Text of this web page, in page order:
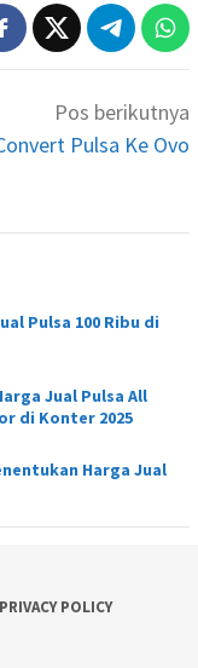
Pos berikutnya
Pulsa Ke Ovo
Pulsa 100 Ribu di
Jual Pulsa All
di Konter 2025
Harga Jual
PRIVACY POLICY